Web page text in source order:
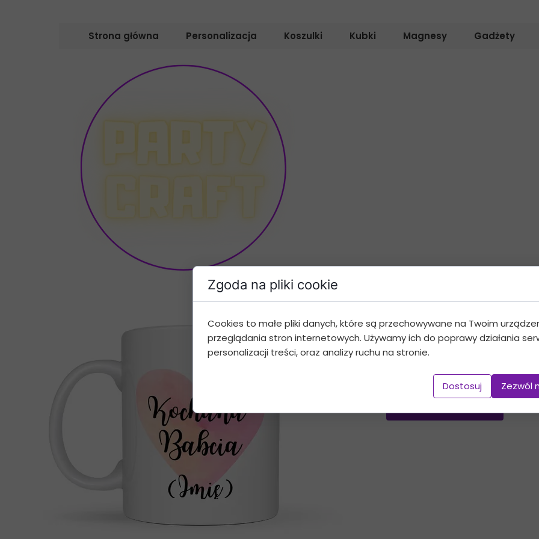
Strona główna Personalizacja Koszulki Kubki Magnesy Gadżety
19,99 PLN
Kubek "Kochana
Zgoda na pliki cookie
Cookies to małe pliki danych, które są przechowywane na Twoim
przeglądania stron internetowych. Używamy ich do poprawy działania
personalizacji treści, oraz analizy ruchu na stronie.
Dostosuj Zezwól